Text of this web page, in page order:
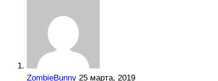
ZombieBunny 25 марта, 2019